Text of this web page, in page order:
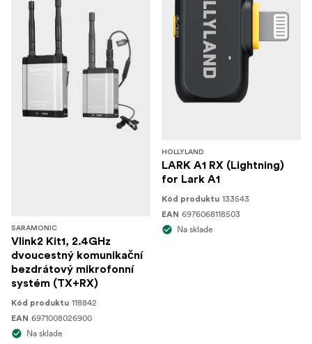
SARAMONIC
Vlink2 Kit1, 2.4GHz
dvoucestný komunikační
bezdrátový mikrofonní
systém (TX+RX)
Kód produktu 118842
EAN 6971008026900
Na sklade
HOLLYLAND
LARK A1 RX (Lightning)
for Lark A1
Kód produktu 133543
EAN 6976068118503
Na sklade